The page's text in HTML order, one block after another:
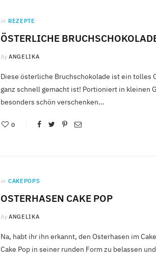
in REZEPTE
ÖSTERLICHE
by ANGELIKA
Diese österliche Bruchschokolade ist ein tolles
ganz schnell gemacht ist! Portioniert in kleinen
besonders schön verschenken…
0
in CAKEPOPS
OSTERHASEN CAKE POP
by ANGELIKA
Na, habt ihr ihn erkannt, den Osterhasen im
Cake Pop in seiner runden Form zu belassen